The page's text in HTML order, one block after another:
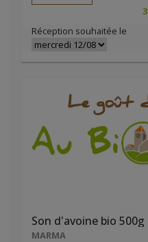
Réception souhaitée le
Son d'avoine bio
MARMA